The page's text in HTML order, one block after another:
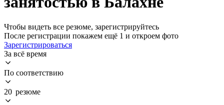
Чтобы видеть все резюме, зарегистрируйтесь
После регистрации покажем ещё 1 и откроем фото
Зарегистрироваться
За всё время
По соответствию
20 резюме